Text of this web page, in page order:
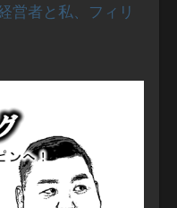
営者と私、フィリ